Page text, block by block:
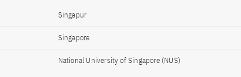
Singapur
Singapore
National University of Singapore (NUS)